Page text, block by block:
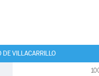
DE VILLACARRILLO